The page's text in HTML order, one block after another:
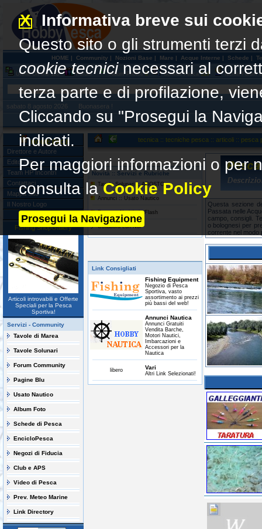
HOME | Community | Nozioni Base | Mare | Acque Interne | Schede |
Utenti On line118 Forum Album Photos 0 Schede Pesca 519 Iscritti Forum
sabato 8 agosto 2026 Buonasera !
HOME PAGE
Direttore e Autore
Editoriale
Team HP Incontri
Contattaci
Mappa Sito
Il Nostro Logo
Fishing ShopGallery
Articoli introvabili e Offerte
Speciali per la Pesca
Sportiva!
Servizi - Community
Tavole di Marea
Tavole Solunari
Forum Community
Pagine Blu
Usato Nautico
Album Foto
Schede di Pesca
EncicloPesca
Negozi di Fiducia
Club e APS
Video di Pesca
Prev. Meteo Marine
Link Directory
tecnica :: tecniche pesca :: articoli :: pesca
Novità :: Servizi e Rubriche
Tavole Solunari :: AGOSTO
Annunci :: Usato Nautico
Pesca :: Notiziario Flash
Collabora con Noi
Link Consigliati
Fishing Equipment
Negozio di Pesca
Sportiva, vasto
assortimento ai prezzi
più bassi del web!
Annunci Nautica
Annunci Gratuiti
Vendita Barche,
Motori Nautici,
Imbarcazioni e
Accessori per la
Nautica
libero Vari
Altri Link Selezionati!
Questa sezione
Passata nelle
campo, consigli.
o bolognesi per
corrente nel modo
X
Informativa breve sui
Questo sito o gli strumenti terzi
cookie tecnicinecessari al
terza parte e di profilazione,
Cliccando su "Prosegui la
indicati.
Per maggiori informazioni o per
consulta laCookie Policy
Prosegui la Navigazione